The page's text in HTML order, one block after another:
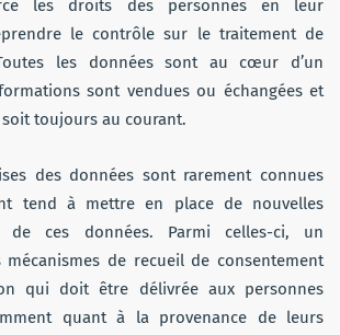
les droits des personnes en leur
le contrôle sur le traitement de
les données sont au cœur d’un
sont vendues ou échangées et
soit toujours au courant.
des données sont rarement connues
tend à mettre en place de nouvelles
de ces données. Parmi celles-ci, un
mécanismes de recueil de consentement
qui doit être délivrée aux personnes
quant à la provenance de leurs